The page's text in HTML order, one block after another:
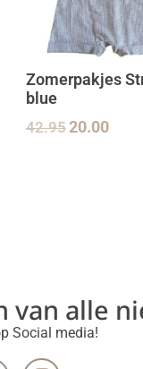
Zomerpakjes
blue
42.9520.00
alle
Social media!